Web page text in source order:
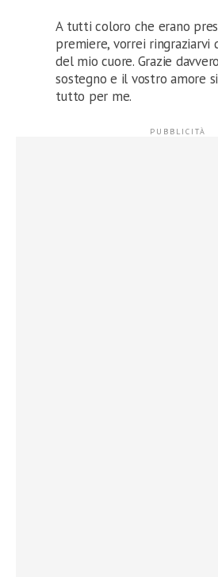
A tutti coloro che erano
premiere, vorrei ringraziarvi
del mio cuore. Grazie
sostegno e il vostro amore
tutto per me.